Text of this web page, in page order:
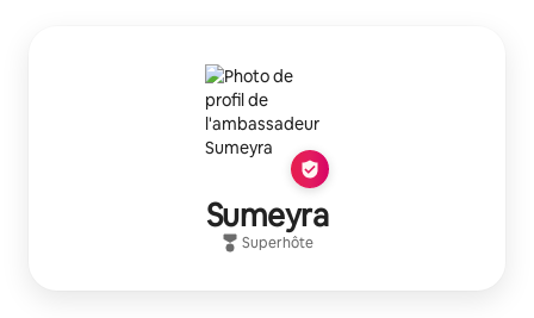
Sumeyra
Superhôte